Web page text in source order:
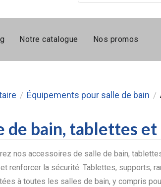
Notre catalogue Nos promos
/ Équipements pour salle de bain /
de bain, tablettes
nos accessoires de salle de bain,
renforcer la sécurité. Tablettes, supports,
à toutes les salles de bain, y compris